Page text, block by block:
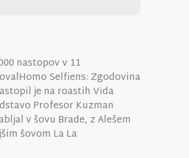
nastopov v 11
Selfiens: Zgodovina
je na roastih Vida
Profesor Kuzman
v šovu Brade, z Alešem
šovom La La